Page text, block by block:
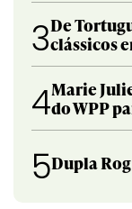
3De
clássicos
4Marie
do WPP
5Dupla